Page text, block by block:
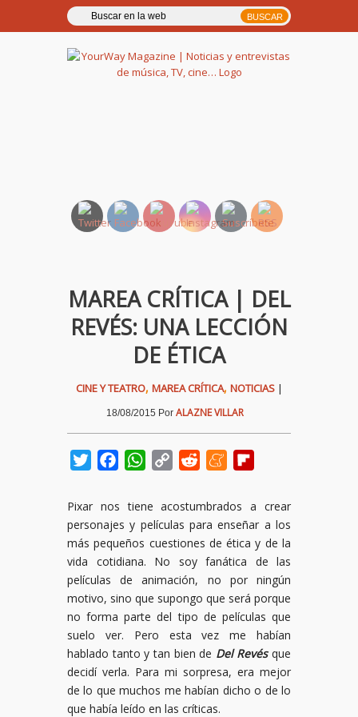
MAREA CRÍTICA | DEL
REVÉS: UNA LECCIÓN
DE ÉTICA
CINE Y TEATRO, MAREA CRÍTICA, NOTICIAS|
18/08/2015 Por ALAZNE VILLAR
TwitterFacebookWhatsApp
Copy
Reddit Meneame
Pixar nos tiene acostumbrados a crear
personajes y películas para enseñar a los
más pequeños cuestiones de ética y de la
vida cotidiana. No soy fanática de las
películas de animación, no por ningún
motivo, sino que supongo que será porque
no forma parte del tipo de películas que
suelo ver. Pero esta vez me habían
hablado tanto y tan bien de Del Revésque
decidí verla. Para mi sorpresa, era mejor
de lo que muchos me habían dicho o de lo
que había leído en las críticas.